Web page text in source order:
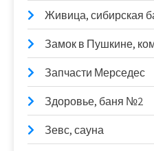
Живица, сибирская
Замок в Пушкине,
Запчасти Мерседес
Здоровье, баня №2
Зевс, сауна